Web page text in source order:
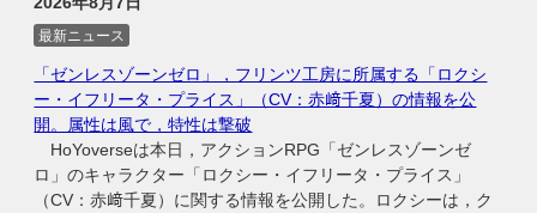
最新ニュース
「ゼンレスゾーンゼロ」，フリンツ工房に所属する「ロクシ
ー・イフリータ・プライス」（CV：赤﨑千夏）の情報を公
開。属性は風で，特性は撃破
HoYoverseは本日，アクションRPG「ゼンレスゾーンゼ
ロ」のキャラクター「ロクシー・イフリータ・プライス」
（CV：赤﨑千夏）に関する情報を公開した。ロクシーは，ク